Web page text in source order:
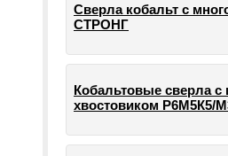
Сверла кобальт с
СТРОНГ
Кобальтовые сверла
хвостовиком Р6М5К5/